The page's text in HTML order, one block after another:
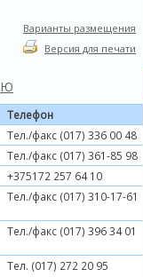
Варианты размещения
Версия для печати
Ю
Телефон
Тел./факс (017) 336 00 48
Тел./факс (017) 361-85 98
+375172 257 64 10
Тел./факс (017) 310-17-61
Тел./факс (017) 396 34 01
Тел. (017) 272 20 95